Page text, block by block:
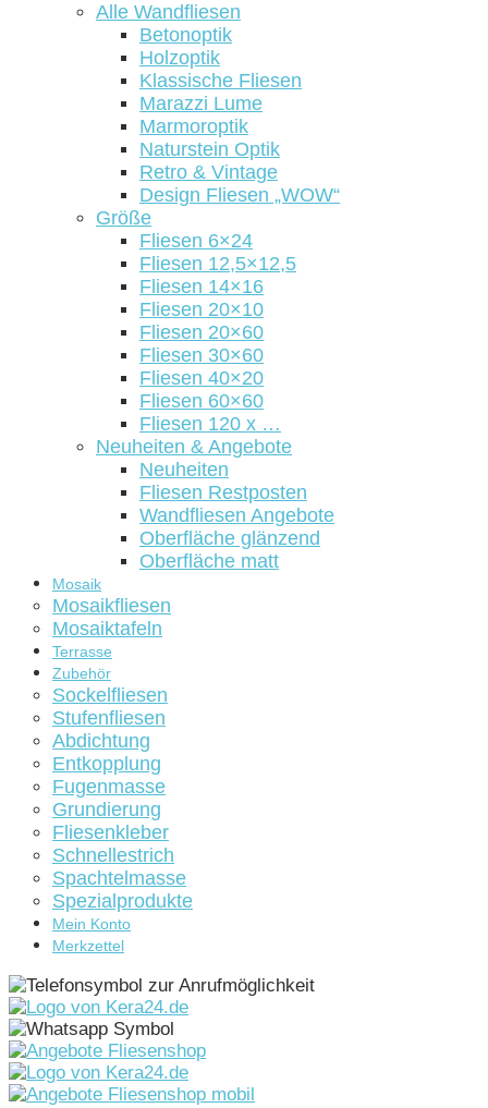
Alle Wandfliesen
Betonoptik
Holzoptik
Klassische Fliesen
Marazzi Lume
Marmoroptik
Naturstein Optik
Retro & Vintage
Design Fliesen „WOW“
Größe
Fliesen 6×24
Fliesen 12,5×12,5
Fliesen 14×16
Fliesen 20×10
Fliesen 20×60
Fliesen 30×60
Fliesen 40×20
Fliesen 60×60
Fliesen 120 x …
Neuheiten & Angebote
Neuheiten
Fliesen Restposten
Wandfliesen Angebote
Oberfläche glänzend
Oberfläche matt
Mosaik
Mosaikfliesen
Mosaiktafeln
Terrasse
Zubehör
Sockelfliesen
Stufenfliesen
Abdichtung
Entkopplung
Fugenmasse
Grundierung
Fliesenkleber
Schnellestrich
Spachtelmasse
Spezialprodukte
Mein Konto
Merkzettel